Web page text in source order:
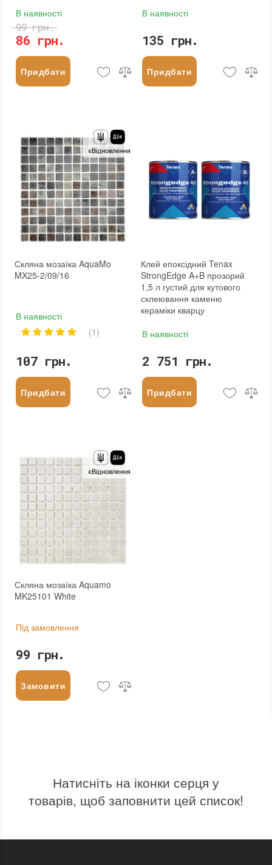
В наявності
86 грн.
99 грн.
Придбати
В наявності
135 грн.
Придбати
Скляна мозаїка AquaMo
MX25-2/09/16
В наявності
(1)
107 грн.
Придбати
Клей епоксідний Tenax
StrongEdge A+B прозорий
1,5 л густий для кутового
склеювання каменю
кераміки кварцу
В наявності
2 751 грн.
Придбати
Скляна мозаїка Aquamo
MK25101 White
Пiд замовлення
99 грн.
Замовити
Натисніть на іконки серця у
товарів, щоб заповнити цей список!